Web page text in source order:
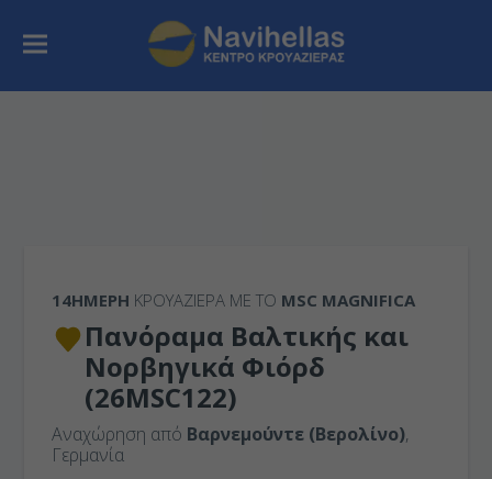
14ΉΜΕΡΗ ΚΡΟΥΑΖΙΕΡΑ ΜΕ ΤΟ MSC MAGNIFICA
Πανόραμα Βαλτικής και
Νορβηγικά Φιόρδ
(26MSC122)
Αναχώρηση από Βαρνεμούντε (Βερολίνο),
Γερμανία